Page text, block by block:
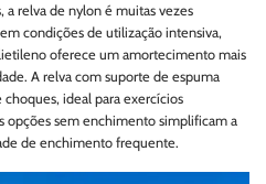
a relva de nylon é muitas vezes
condições de utilização intensiva,
oferece um amortecimento mais
A relva com suporte de espuma
ideal para exercícios
opções sem enchimento simplificam a
de enchimento frequente.